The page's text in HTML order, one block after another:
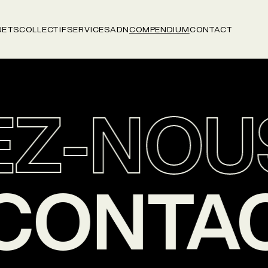
COLLECTIFSERVICESADNCOMPENDIUMCONTACT